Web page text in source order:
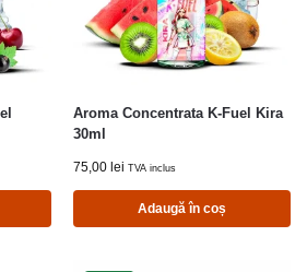
Aroma Concentrata K-Fuel Kira
30ml
75,00 lei TVA inclus
Adaugă în coș